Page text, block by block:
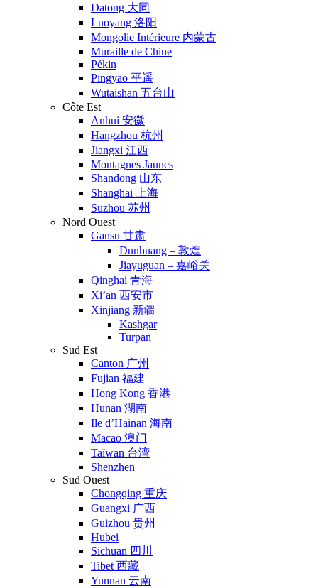
Datong 大同
Luoyang 洛阳
Mongolie Intérieure 内蒙古
Muraille de Chine
Pékin
Pingyao 平遥
Wutaishan 五台山
Côte Est
Anhui 安徽
Hangzhou 杭州
Jiangxi 江西
Montagnes Jaunes
Shandong 山东
Shanghai 上海
Suzhou 苏州
Nord Ouest
Gansu 甘肃
Dunhuang – 敦煌
Jiayuguan – 嘉峪关
Qinghai 青海
Xi’an 西安市
Xinjiang 新疆
Kashgar
Turpan
Sud Est
Canton 广州
Fujian 福建
Hong Kong 香港
Hunan 湖南
Ile d’Hainan 海南
Macao 澳门
Taïwan 台湾
Shenzhen
Sud Ouest
Chongqing 重庆
Guangxi 广西
Guizhou 贵州
Hubei
Sichuan 四川
Tibet 西藏
Yunnan 云南